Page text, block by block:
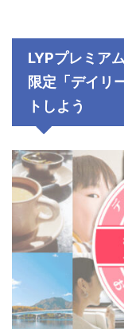
LYPプレミア
限定「デイリ
トしよう